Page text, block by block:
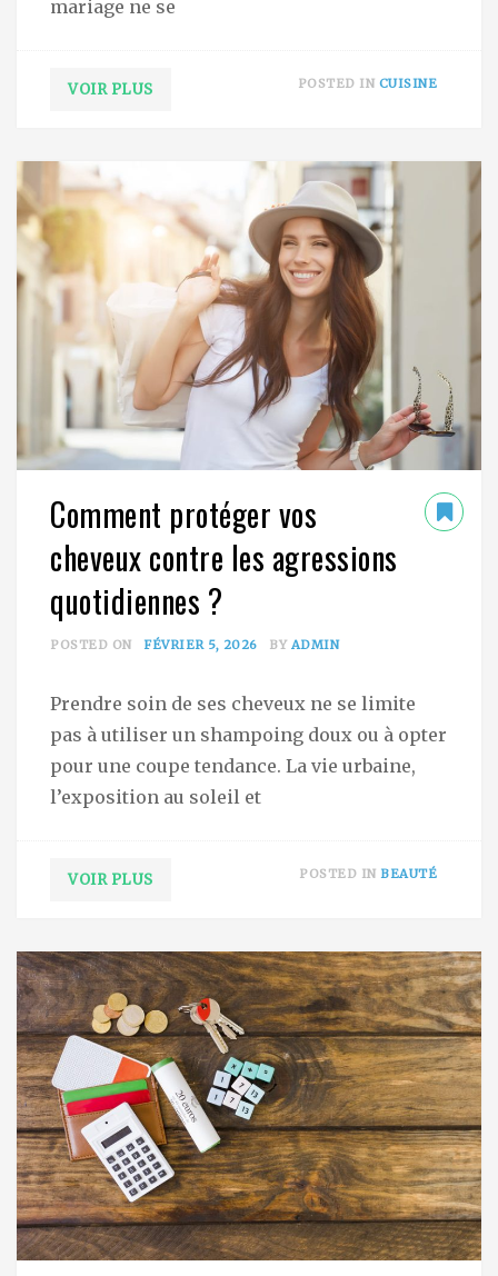
mariage ne se
VOIR PLUS POSTED IN CUISINE
Comment protéger vos
cheveux contre les agressions
quotidiennes ?
POSTED ON FÉVRIER 5, 2026 BY ADMIN
Prendre soin de ses cheveux ne se limite
pas à utiliser un shampoing doux ou à opter
pour une coupe tendance. La vie urbaine,
l’exposition au soleil et
VOIR PLUS POSTED IN BEAUTÉ